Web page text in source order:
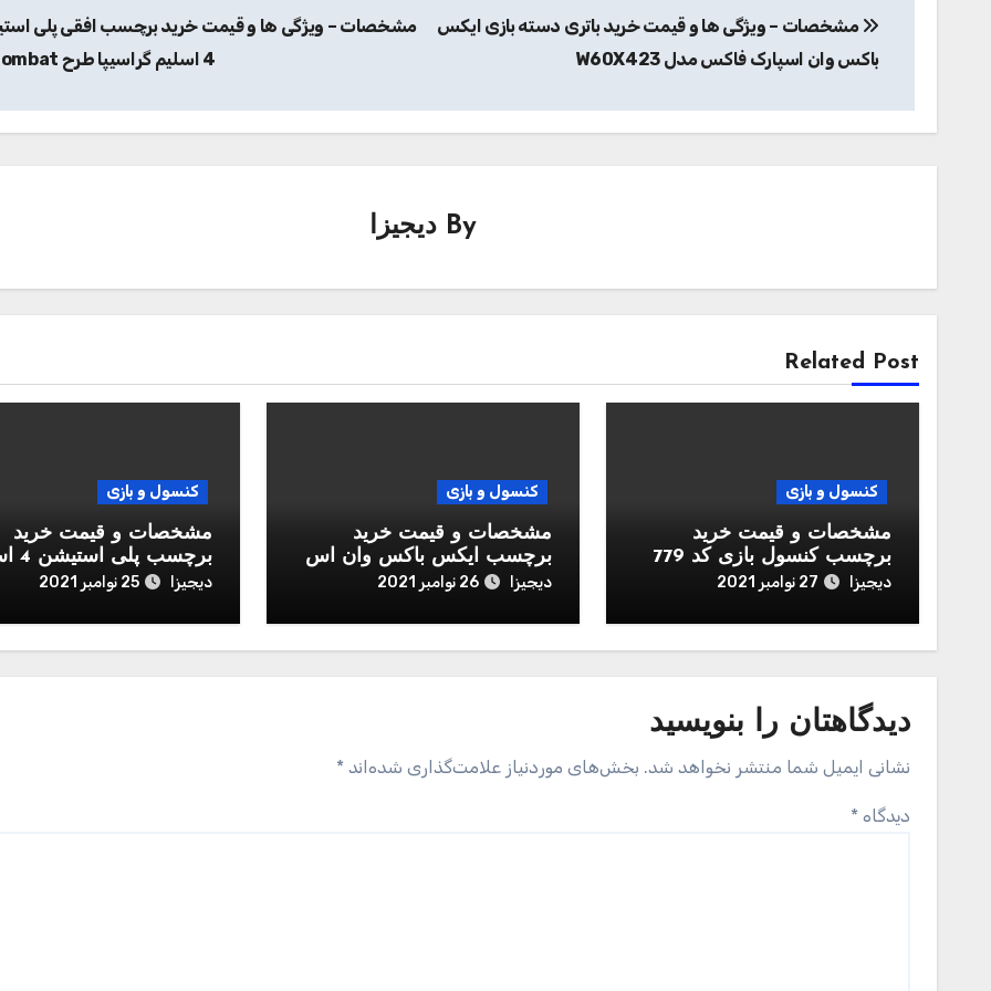
نوشتهمشخصات – ویژگی ها و قیمت خرید باتری دسته بازی ایکس
باکس وان اسپارک فاکس مدل W60X423
مشخصات – ویژگی ها و قیمت خرید برچسب افقی پلی
4 اسلیم گراسیپا طرح Combat
By دیجیزا
Related Post
کنسول و بازی
مشخصات و قیمت خرید
برچسب کنسول بازی کد 779
دیجیزا 27 نوامبر 2021
کنسول و بازی
مشخصات و قیمت خرید
برچسب ایکس باکس وان اس
و برچسب دسته بازی پلی
Black Ops Cold War
دیجیزا 26 نوامبر 2021
کنسول و بازی
مشخصات و قیمت خرید
برچسب
طرح wolfenstein
دیجیزا 25 نوامبر 2021
دیدگاهتان را بنویسید
نشانی ایمیل شما منتشر نخواهد شد. بخش‌های موردنیاز علامت‌گذاری شده‌اند *
دیدگاه *